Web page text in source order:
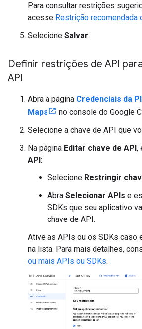
Para consultar restrições
acesse Restrição recomendada
Selecione Salvar.
Definir restrições de API
API
Abra a página Credenciais da
Maps
no console do Google
Selecione a chave de API que
Na página Editar chave de API,
API:
Selecione Restringir
Abra Selecionar APIs e
SDKs que seu aplicativo
chave de API.
Ative as APIs ou os SDKs caso
na lista. Para mais detalhes,
ou mais APIs ou SDKs.